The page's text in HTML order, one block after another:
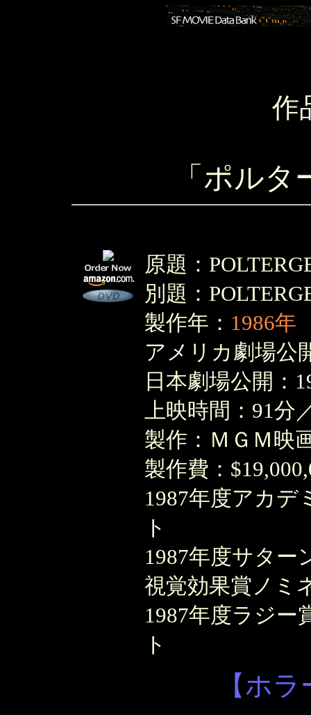
作
「ポル
原題：
別題：
製作年： 1986年
アメリカ劇場公
日本劇場公開：
上映時間：91分
製作：ＭＧＭ映
製作費：
1987年度アカ
ト
1987年度サタ
視覚効果賞ノミ
1987年度ラジ
ト
【ホ